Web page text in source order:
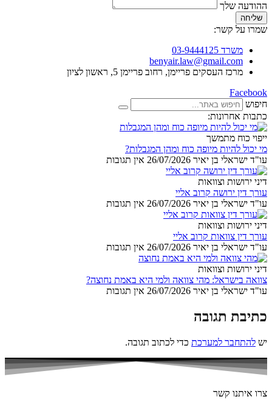
ההודעה שלך
שליחה
שמרו על קשר:
משרד 03-9444125
benyair.law@gmail.com
מרכז העסקים פריימן, רחוב פריימן 5, ראשון לציון
Facebook
חיפוש
כתבות אחרונות:
ייפוי כוח מתמשך
מי יכול להיות מיופה כוח ומהן המגבלות?
עו"ד ישראלי בן יאיר 26/07/2026 אין תגובות
דיני ירושות וצוואות
עורך דין ירושה קרוב אליי
עו"ד ישראלי בן יאיר 26/07/2026 אין תגובות
דיני ירושות וצוואות
עורך דין צוואות קרוב אליי
עו"ד ישראלי בן יאיר 26/07/2026 אין תגובות
דיני ירושות וצוואות
צוואה בישראל: מהי צוואה ולמי היא באמת נחוצה?
עו"ד ישראלי בן יאיר 26/07/2026 אין תגובות
כתיבת תגובה
יש להתחבר למערכת כדי לכתוב תגובה.
צרו איתנו קשר